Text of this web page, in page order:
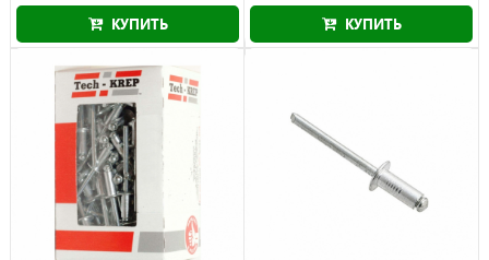
КУПИТЬ Акция действует до 30.09.2026
КУПИТЬ